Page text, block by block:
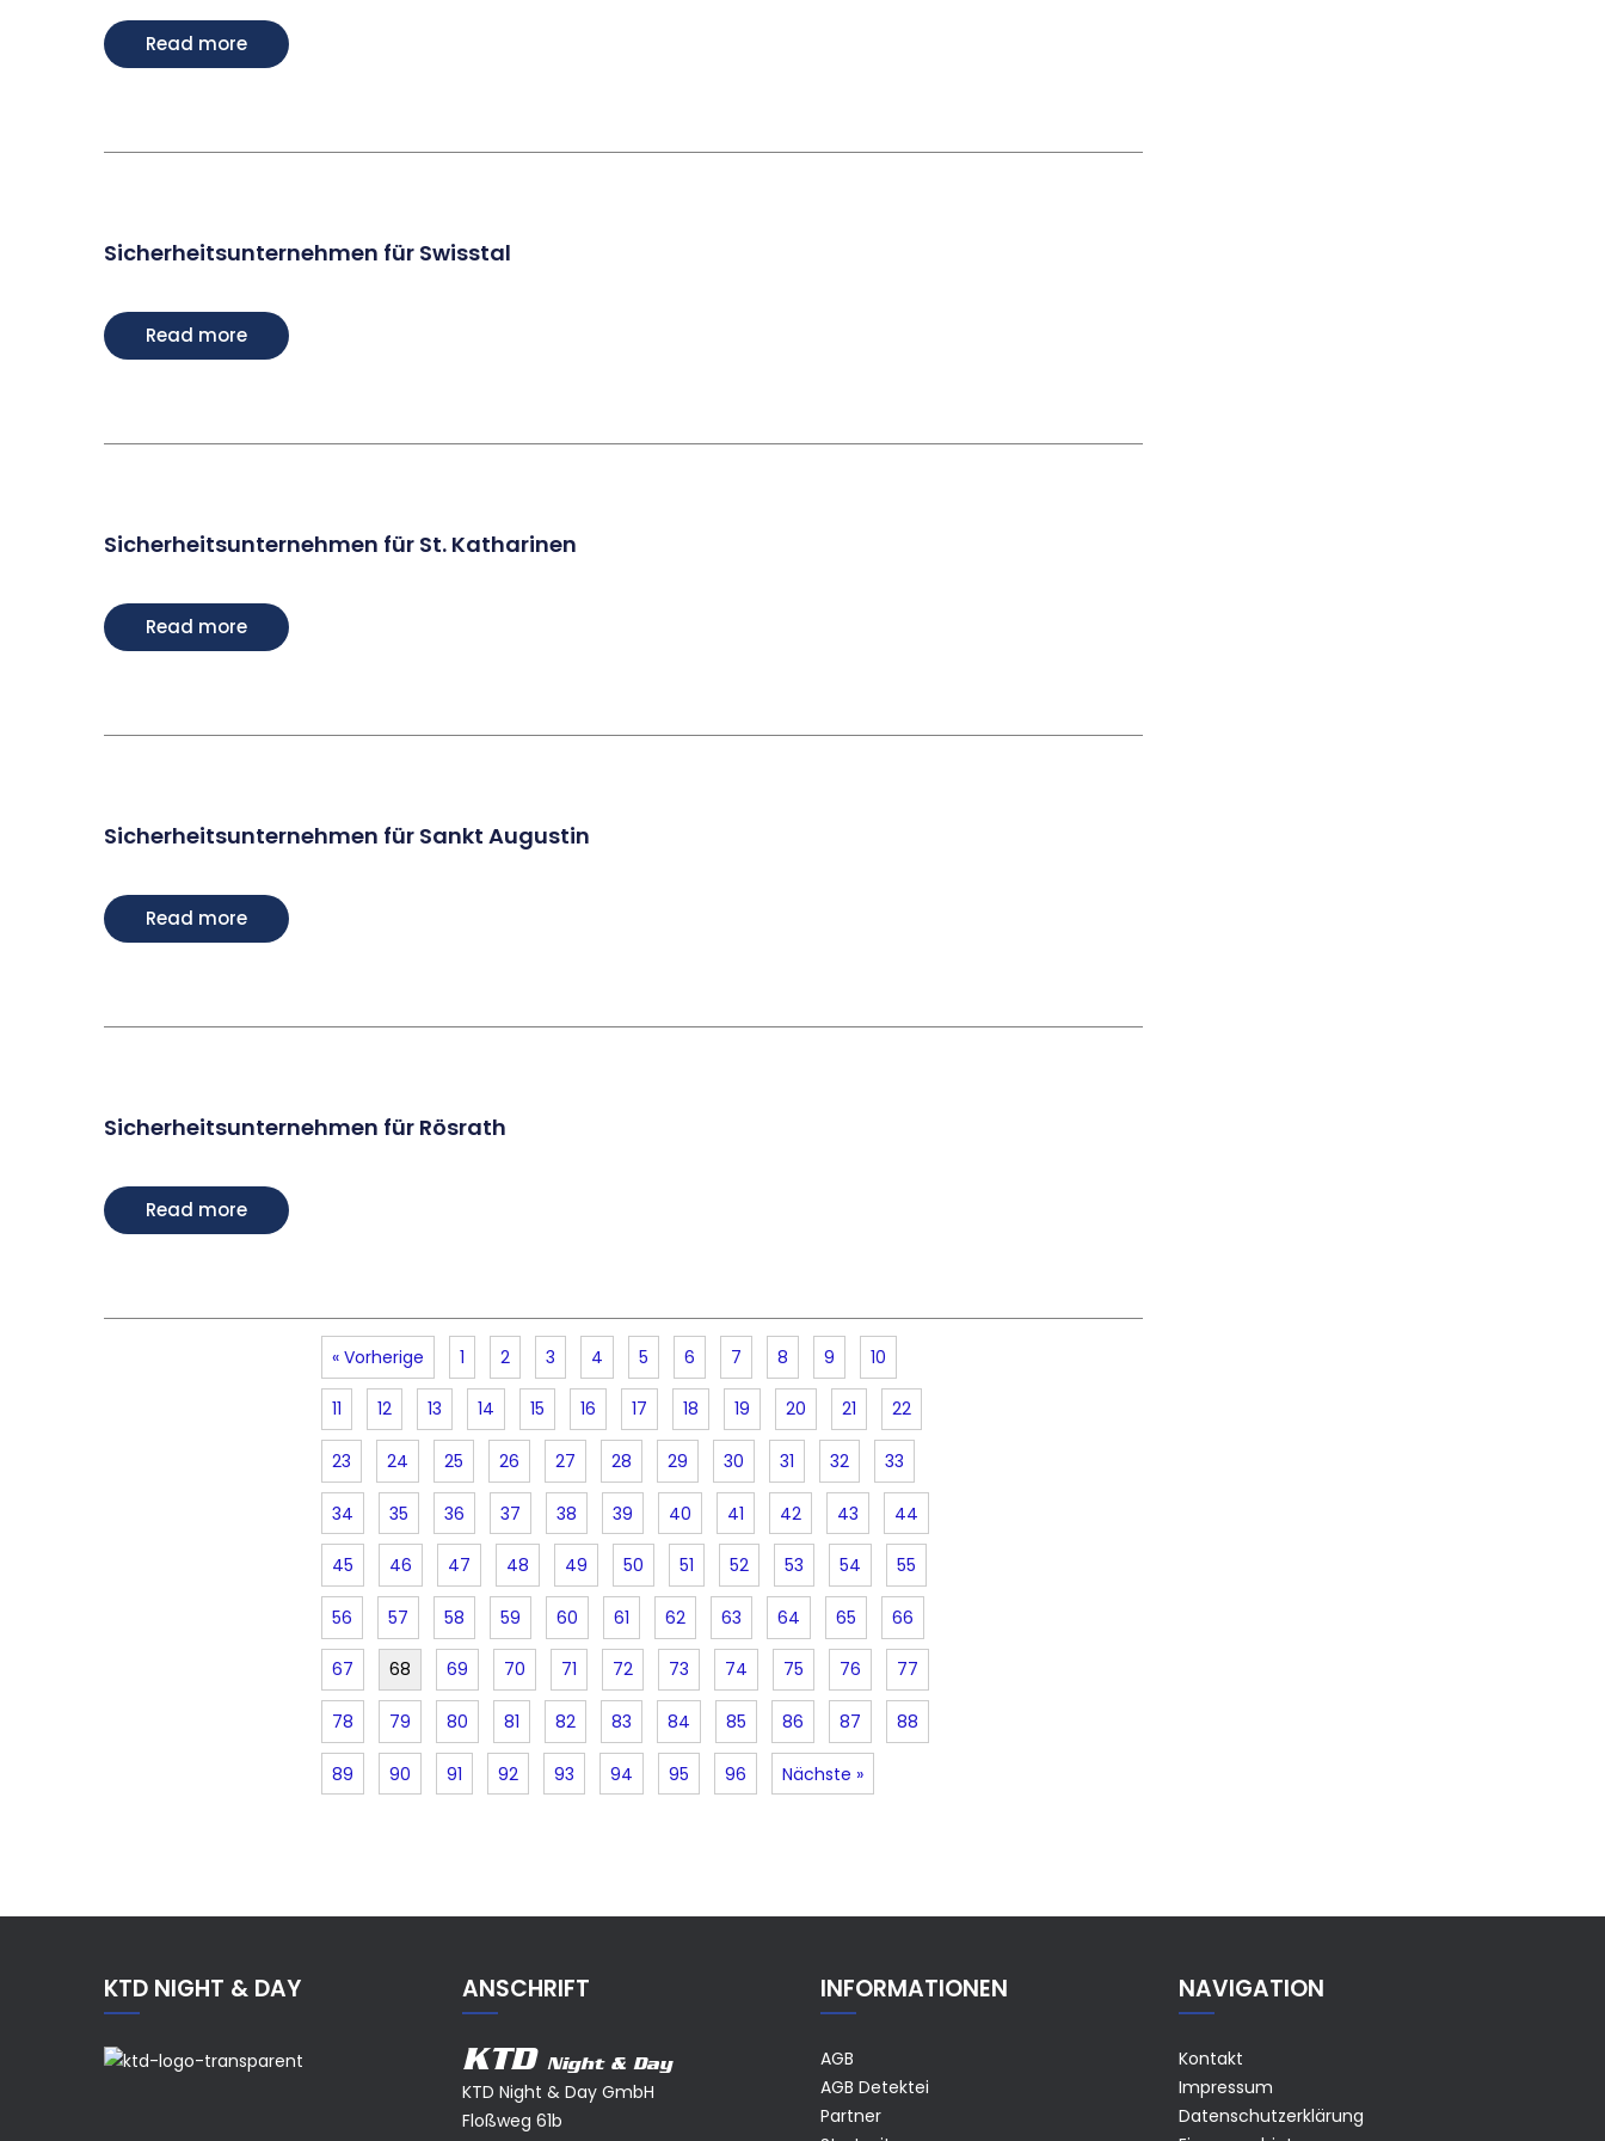
Read more
Sicherheitsunternehmen für Swisstal
Read more
Sicherheitsunternehmen für St. Katharinen
Read more
Sicherheitsunternehmen für Sankt Augustin
Read more
Sicherheitsunternehmen für Rösrath
Read more
« Vorherige 1 2 3 4 5 6 7 8 9 10
11 12 13 14 15 16 17 18 19 20 21 22
23 24 25 26 27 28 29 30 31 32 33
34 35 36 37 38 39 40 41 42 43 44
45 46 47 48 49 50 51 52 53 54 55
56 57 58 59 60 61 62 63 64 65 66
67 68 69 70 71 72 73 74 75 76 77
78 79 80 81 82 83 84 85 86 87 88
89 90 91 92 93 94 95 96 Nächste »
KTD NIGHT & DAY ANSCHRIFT
KTD Night & Day
KTD Night & Day GmbH
Floßweg 61b
INFORMATIONEN
AGB
AGB Detektei
Partner
NAVIGATION
Kontakt
Impressum
Datenschutzerklärung